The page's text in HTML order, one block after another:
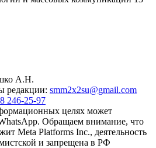
А.Н.
редакции: smm2x2su@gmail.com
246-25-97
целях может
WhatsApp. Обращаем внимание, что
Meta Platforms Inc., деятельность
и запрещена в РФ